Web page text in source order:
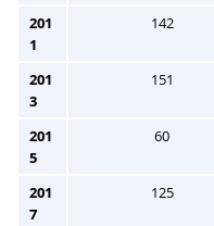
201
1
142
201
3
151
201
5
60
201
7
125